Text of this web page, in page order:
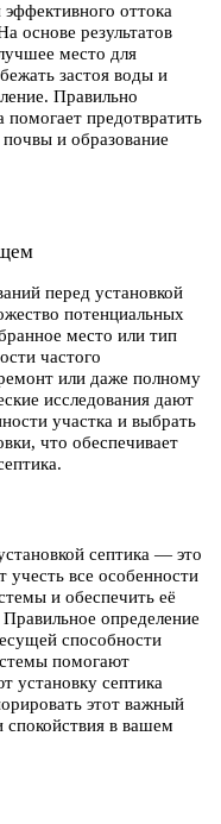
оттока
основе результатов
место для
застоя воды и
Правильно
помогает предотвратить
и образование
перед установкой
потенциальных
место или тип
частого
или даже полному
исследования дают
участка и выбрать
что обеспечивает
септика — это
учесть все особенности
и обеспечить её
определение
способности
помогают
установку септика
этот важный
в вашем